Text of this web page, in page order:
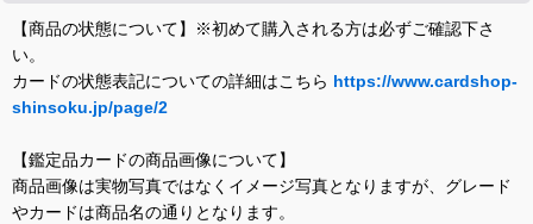
【商品の状態について】※初めて購入される方は必ずご確認下さ
い。
カードの状態表記についての詳細はこちら https://www.cardshop-
shinsoku.jp/page/2
【鑑定品カードの商品画像について】
商品画像は実物写真ではなくイメージ写真となりますが、グレード
やカードは商品名の通りとなります。